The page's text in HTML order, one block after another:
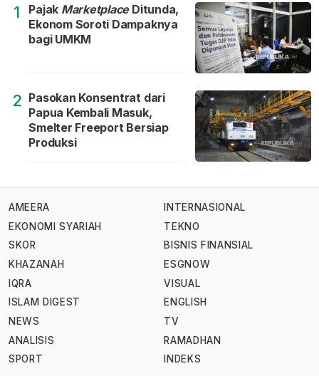
1 Pajak MarketplaceDitunda,
Ekonom Soroti Dampaknya
bagi UMKM
2 Pasokan Konsentrat dari
Papua Kembali Masuk,
Smelter Freeport Bersiap
Produksi
AMEERA
EKONOMI SYARIAH
SKOR
KHAZANAH
IQRA
ISLAM DIGEST
NEWS
ANALISIS
SPORT
INTERNASIONAL
TEKNO
BISNIS FINANSIAL
ESGNOW
VISUAL
ENGLISH
TV
RAMADHAN
INDEKS